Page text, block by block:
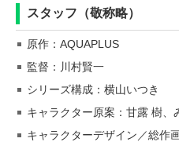
スタッフ（敬称略）
原作：AQUAPLUS
監督：川村賢一
シリーズ構成：横山いつき
キャラクター原案：甘露 樹、
キャラクターデザイン／総作